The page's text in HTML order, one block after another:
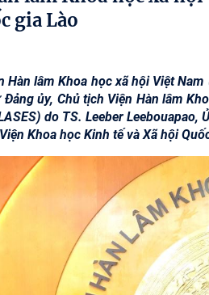
gia Lào
lâm Khoa học xã hội Việt
ủy, Chủ tịch Viện Hàn lâm
do TS. Leeber
Khoa học Kinh tế và Xã hội